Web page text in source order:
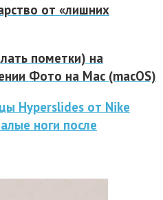
от «лишних
пометки) на
Фото на Mac (macOS)
Hyperslides от Nike
ноги после